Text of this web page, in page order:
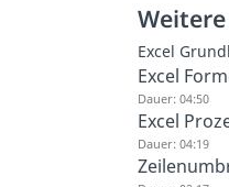
Excel
Excel
Dauer: 04:50
Excel
Dauer: 04:19